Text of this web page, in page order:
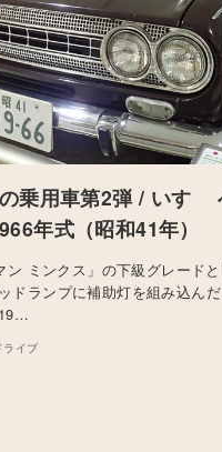
乗用車第2弾 / いすゞ
年式（昭和41年）
ン ミンクス」の下級グレード
ドランプに補助灯を組み込ん
ライブ